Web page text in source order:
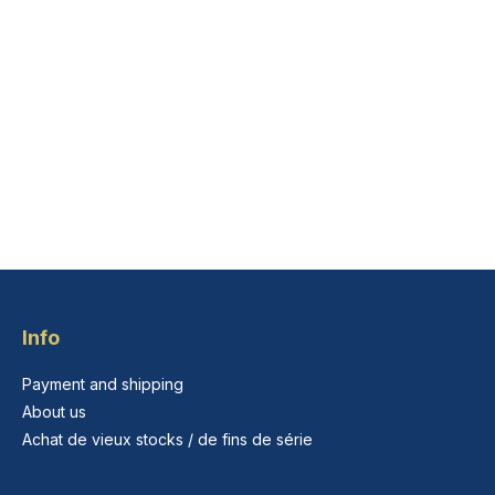
Info
Payment and shipping
About us
Achat de vieux stocks / de fins de série